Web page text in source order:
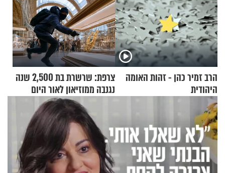
הרב זמיר כהן - זהות האומה
היהודית
צרפת: שרשרת בת 2,500 שנה
נגנבה ממוזיאון לאור היום